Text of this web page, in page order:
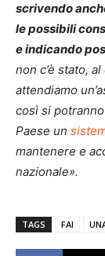
scrivendo
le possibili
e indicando
non c’è stato,
attendiamo
così si
Paese un
mantenere e
nazionale».
TAGS FAI